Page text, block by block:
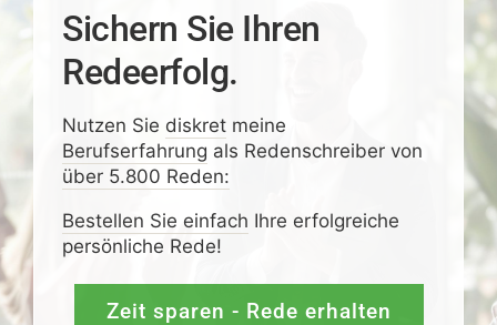
Sichern Sie Ihren
Redeerfolg.
Nutzen Sie diskretmeine
Berufserfahrung als Redenschreiber von
über 5.800 Reden:
Bestellen Sie einfach Ihre erfolgreiche
persönliche Rede!
Zeit sparen - Rede erhalten